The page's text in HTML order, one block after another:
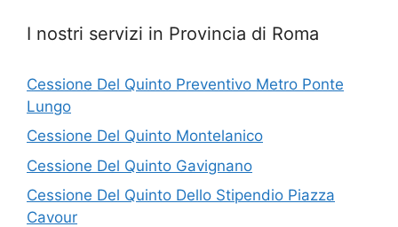
I nostri servizi in Provincia di Roma
Cessione Del Quinto Preventivo Metro Ponte
Lungo
Cessione Del Quinto Montelanico
Cessione Del Quinto Gavignano
Cessione Del Quinto Dello Stipendio Piazza
Cavour